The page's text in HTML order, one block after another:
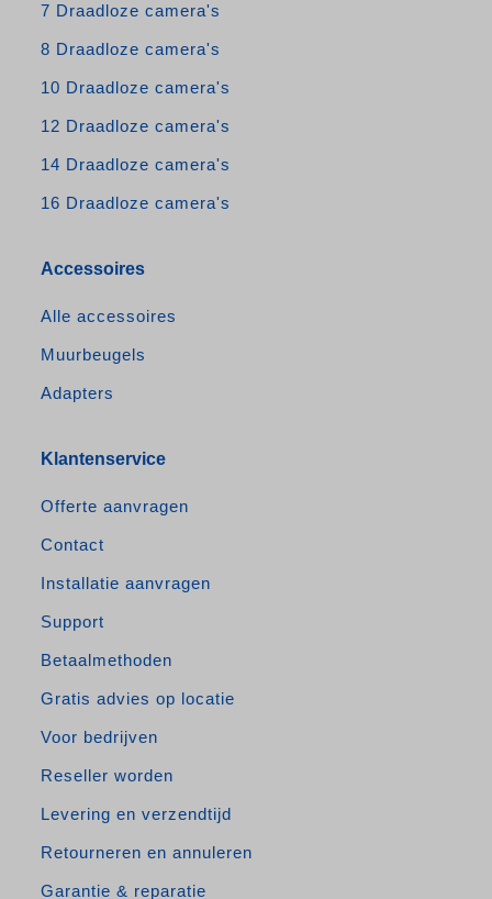
7 Draadloze camera's
8 Draadloze camera's
10 Draadloze camera's
12 Draadloze camera's
14 Draadloze camera's
16 Draadloze camera's
Accessoires
Alle accessoires
Muurbeugels
Adapters
Klantenservice
Offerte aanvragen
Contact
Installatie aanvragen
Support
Betaalmethoden
Gratis advies op locatie
Voor bedrijven
Reseller worden
Levering en verzendtijd
Retourneren en annuleren
Garantie & reparatie